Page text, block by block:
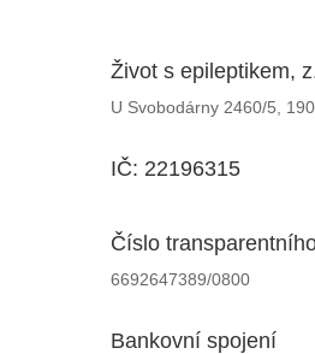
Život s epileptikem,
U Svobodárny 2460/5,
IČ: 22196315
Číslo
6692647389/0800
Bankovní spojení